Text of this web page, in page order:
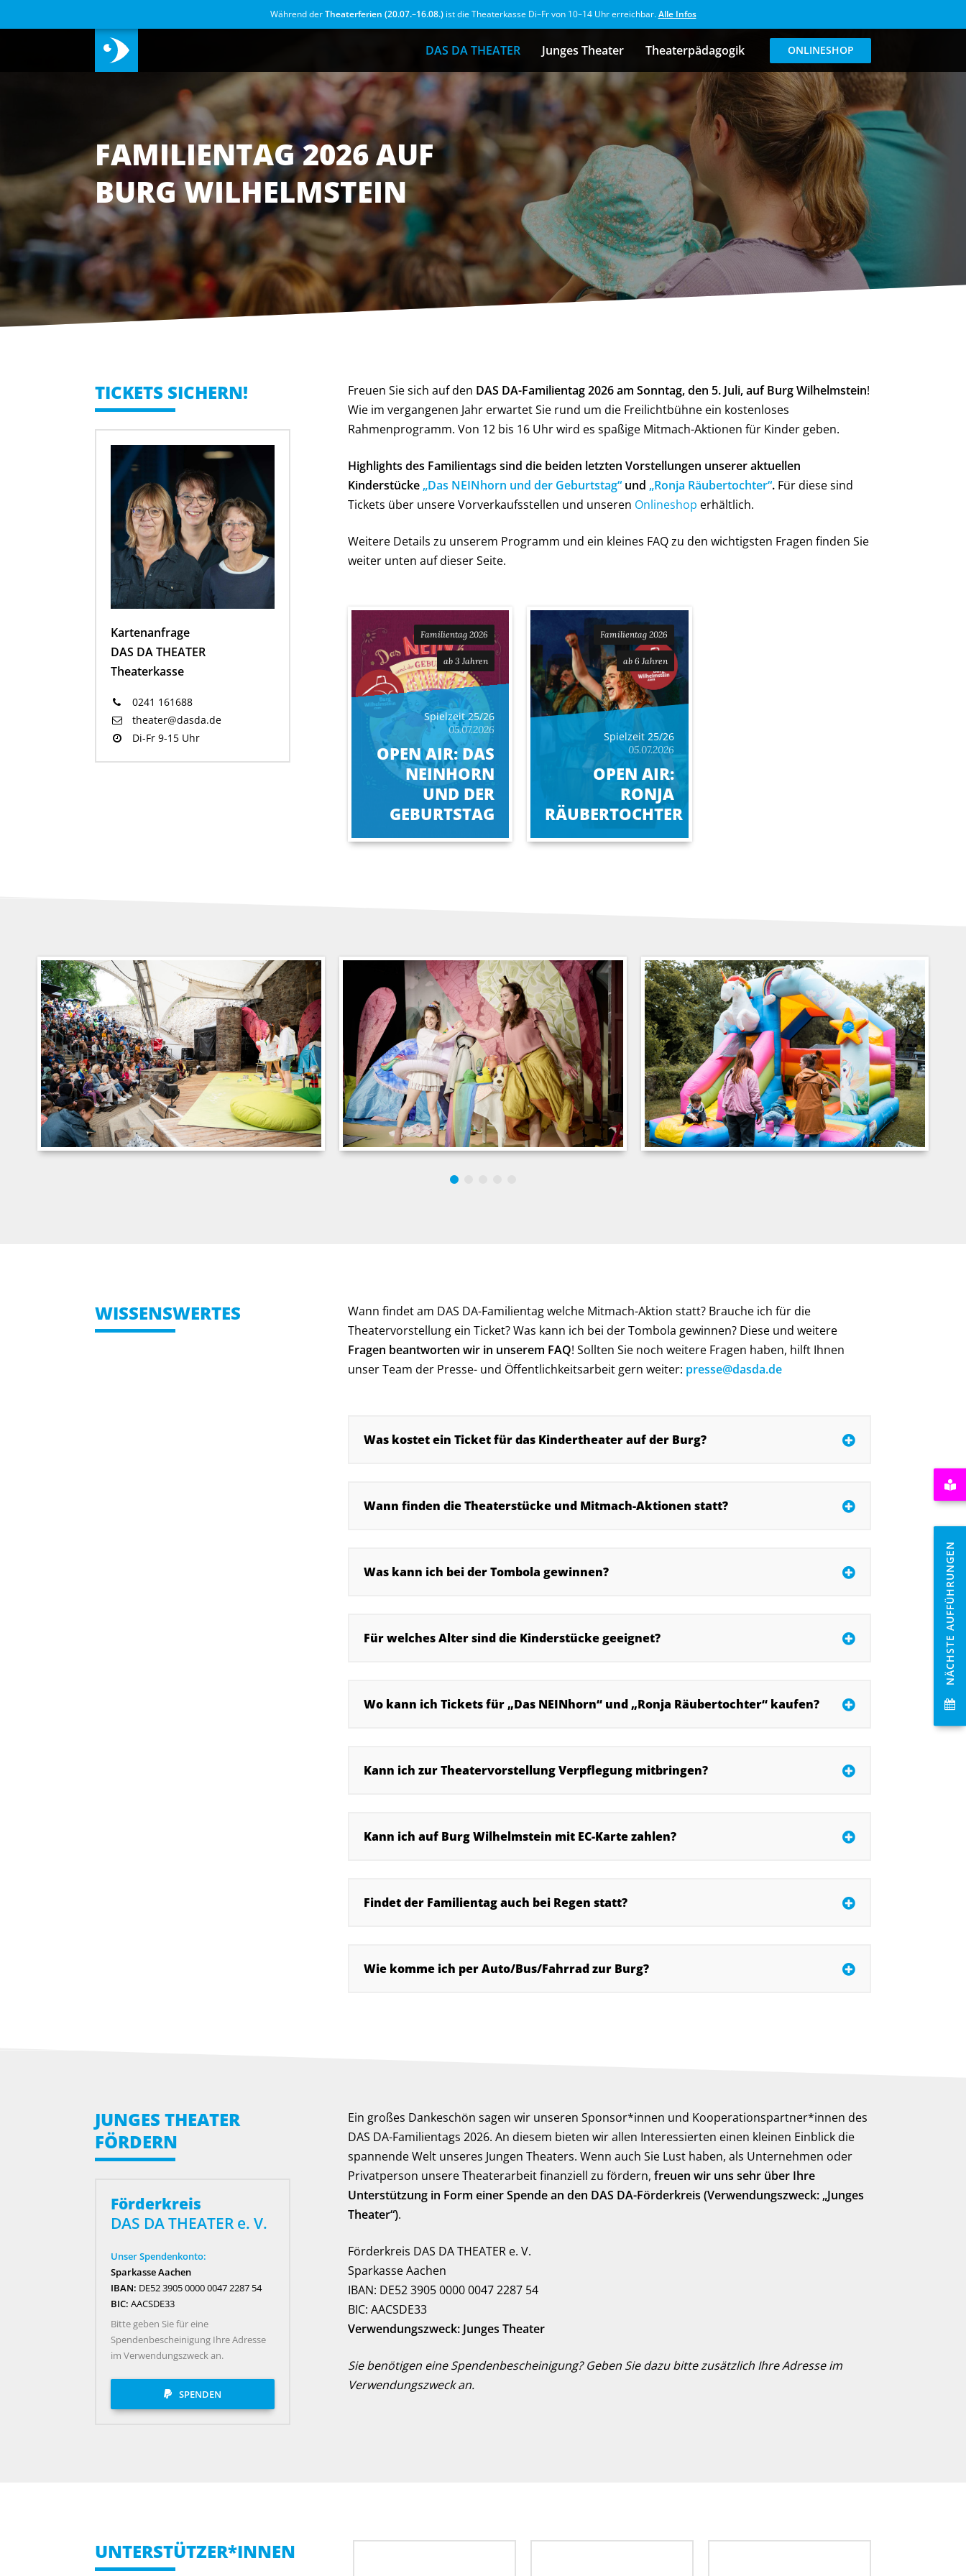
Während derTheaterferien (20.07.–16.08.)ist die Theaterkasse Di–Fr von 10–14 Uhr erreichbar.Alle Infos
DAS DA THEATER Junges Theater Theaterpädagogik ONLINESHOP
NÄCHSTE AUFFÜHRUNGEN
FAMILIENTAG 2026 AUF
BURG WILHELMSTEIN
TICKETS SICHERN!
Kartenanfrage
DAS DA THEATER
Theaterkasse
0241 161688
theater@dasda.de
Di-Fr 9-15 Uhr
Freuen Sie sich auf den DAS DA-Familientag 2026 am Sonntag, den 5. Juli, auf Burg Wilhelmstein!
Wie im vergangenen Jahr erwartet Sie rund um die Freilichtbühne ein kostenloses
Rahmenprogramm. Von 12 bis 16 Uhr wird es spaßige Mitmach-Aktionen für Kinder geben.
Highlights des Familientags sind die beiden letzten Vorstellungen unserer aktuellen
Kinderstücke „Das NEINhorn und der Geburtstag“ und „Ronja Räubertochter“. Für diese sind
Tickets über unsere Vorverkaufsstellen und unseren Onlineshop erhältlich.
Weitere Details zu unserem Programm und ein kleines FAQ zu den wichtigsten Fragen finden Sie
weiter unten auf dieser Seite.
Familientag 2026
ab 3 Jahren
Spielzeit 25/26
05.07.2026
OPEN AIR: DAS
NEINHORN
UND DER
GEBURTSTAG
Familientag 2026
ab 6 Jahren
Spielzeit 25/26
05.07.2026
OPEN AIR:
RONJA
RÄUBERTOCHTER
WISSENSWERTES
Wann findet am DAS DA-Familientag welche Mitmach-Aktion statt? Brauche ich für die
Theatervorstellung ein Ticket? Was kann ich bei der Tombola gewinnen? Diese und weitere
Fragen beantworten wir in unserem FAQ! Sollten Sie noch weitere Fragen haben, hilft Ihnen
unser Team der Presse- und Öffentlichkeitsarbeit gern weiter: presse@dasda.de
Was kostet ein Ticket für das Kindertheater auf der Burg?
Wann finden die Theaterstücke und Mitmach-Aktionen statt?
Was kann ich bei der Tombola gewinnen?
Für welches Alter sind die Kinderstücke geeignet?
Wo kann ich Tickets für „Das NEINhorn“ und „Ronja Räubertochter“ kaufen?
Kann ich zur Theatervorstellung Verpflegung mitbringen?
Kann ich auf Burg Wilhelmstein mit EC-Karte zahlen?
Findet der Familientag auch bei Regen statt?
Wie komme ich per Auto/Bus/Fahrrad zur Burg?
JUNGES THEATER
FÖRDERN
Förderkreis
DAS DA THEATER e. V.
Unser Spendenkonto:
Sparkasse Aachen
IBAN: DE52 3905 0000 0047 2287 54
BIC: AACSDE33
Bitte geben Sie für eine
Spendenbescheinigung Ihre Adresse
im Verwendungszweck an.
SPENDEN
Ein großes Dankeschön sagen wir unseren Sponsor*innen und Kooperationspartner*innen des
DAS DA-Familientags 2026. An diesem bieten wir allen Interessierten einen kleinen Einblick die
spannende Welt unseres Jungen Theaters. Wenn auch Sie Lust haben, als Unternehmen oder
Privatperson unsere Theaterarbeit finanziell zu fördern, freuen wir uns sehr über Ihre
Unterstützung in Form einer Spende an den DAS DA-Förderkreis (Verwendungszweck: „Junges
Theater“).
Förderkreis DAS DA THEATER e. V.
Sparkasse Aachen
IBAN: DE52 3905 0000 0047 2287 54
BIC: AACSDE33
Verwendungszweck: Junges Theater
Sie benötigen eine Spendenbescheinigung? Geben Sie dazu bitte zusätzlich Ihre Adresse im
Verwendungszweck an.
UNTERSTÜTZER*INNEN